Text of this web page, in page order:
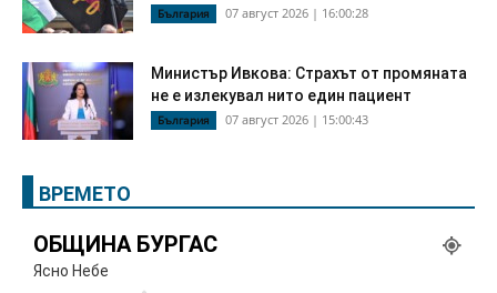
България 07 август 2026 | 16:00:28
Министър Ивкова: Страхът от промяната
не е излекувал нито един пациент
България 07 август 2026 | 15:00:43
ВРЕМЕТО
ОБЩИНА БУРГАС
Ясно Небе